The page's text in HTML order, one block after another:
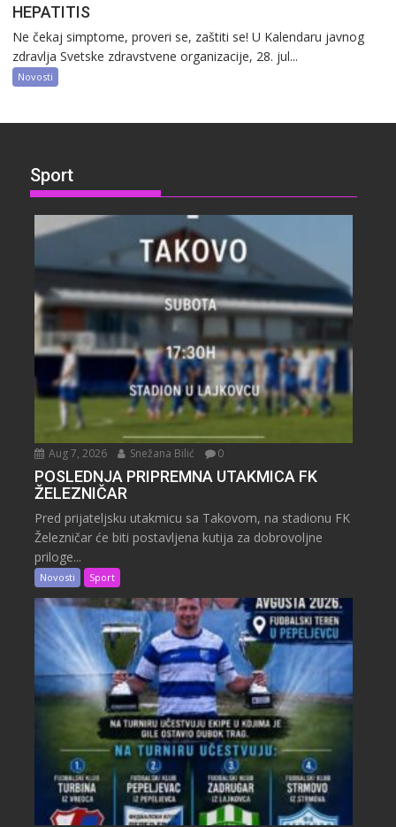
HEPATITIS
Ne čekaj simptome, proveri se, zaštiti se! U Kalendaru javnog
zdravlja Svetske zdravstvene organizacije, 28. jul...
Novosti
Sport
Aug 7, 2026 Snežana Bilić 0
POSLEDNJA PRIPREMNA UTAKMICA FK
ŽELEZNIČAR
Pred prijateljsku utakmicu sa Takovom, na stadionu FK
Železničar će biti postavljena kutija za dobrovoljne
priloge...
Novosti Sport